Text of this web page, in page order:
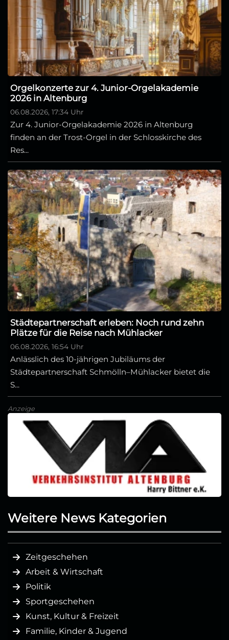
Orgelkonzerte zur 4. Junior-Orgelakademie
2026 in Altenburg
06.08.2026, 17:34 Uhr
Zur 4. Junior-Orgelakademie 2026 in Altenburg
finden an der Trost-Orgel in der Schlosskirche des
Res...
Städtepartnerschaft erleben: Noch rund zehn
Plätze für die Reise nach Mühlacker
06.08.2026, 16:54 Uhr
Anlässlich des 10-jährigen Jubiläums der
Städtepartnerschaft Schmölln–Mühlacker bietet die
S...
Anzeige
Weitere News Kategorien
Zeitgeschehen
Arbeit & Wirtschaft
Politik
Sportgeschehen
Kunst, Kultur & Freizeit
Familie, Kinder & Jugend